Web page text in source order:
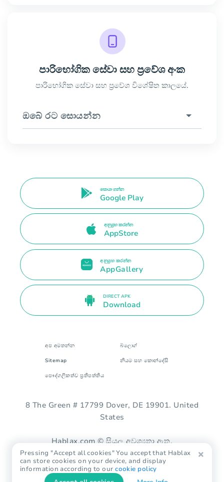
පාරිභෝගික සේවා සහ ප්‍රවේශ අංක
පාරිභෝගික සේවා සහ ප්‍රවේශ විශේෂිත කාලයේ.
ඔබේ රට සොයන්න
සොයා ගන්න
Google Play
අනුග්‍රහ කරන්න
AppStore
අනුග්‍රහ කරන්න
AppGallery
DIRECT APK
Download
අප අමතන්න බ්ලොග්
Sitemap නියම සහ කොන්දේසි
පෞද්ගලිකත්ව ප්‍රතිපත්තිය
8 The Green # 17799 Dover, DE 19901. United
States
Hablax.com © සියලු අවශ්‍යතා ඇත.
Pressing "Accept all cookies" You accept that Hablax
can store cookies on your device, and display
information according to ourcookie policy